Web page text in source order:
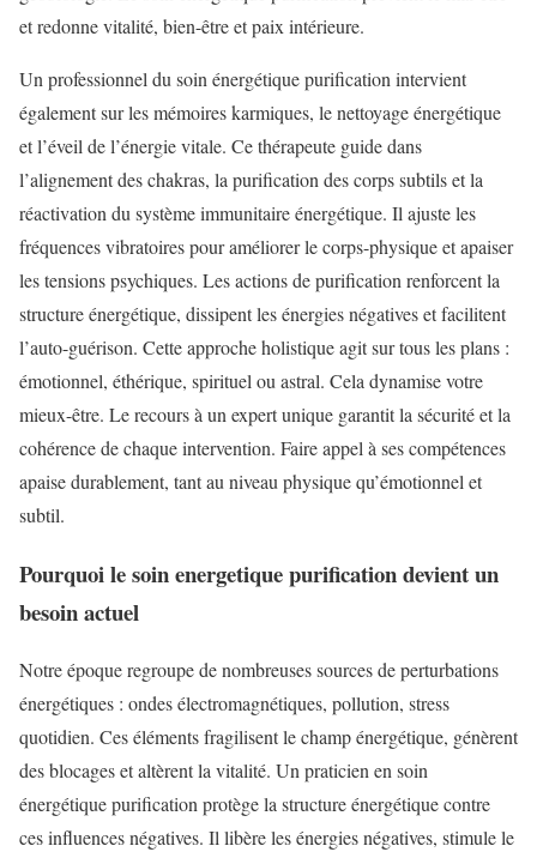
et redonne vitalité, bien-être et paix intérieure.
Un professionnel du soin énergétique purification intervient
également sur les mémoires karmiques, le nettoyage énergétique
et l’éveil de l’énergie vitale. Ce thérapeute guide dans
l’alignement des chakras, la purification des corps subtils et la
réactivation du système immunitaire énergétique. Il ajuste les
fréquences vibratoires pour améliorer le corps-physique et apaiser
les tensions psychiques. Les actions de purification renforcent la
structure énergétique, dissipent les énergies négatives et facilitent
l’auto-guérison. Cette approche holistique agit sur tous les plans :
émotionnel, éthérique, spirituel ou astral. Cela dynamise votre
mieux-être. Le recours à un expert unique garantit la sécurité et la
cohérence de chaque intervention. Faire appel à ses compétences
apaise durablement, tant au niveau physique qu’émotionnel et
subtil.
Pourquoi le soin energetique purification devient un
besoin actuel
Notre époque regroupe de nombreuses sources de perturbations
énergétiques : ondes électromagnétiques, pollution, stress
quotidien. Ces éléments fragilisent le champ énergétique, génèrent
des blocages et altèrent la vitalité. Un praticien en soin
énergétique purification protège la structure énergétique contre
ces influences négatives. Il libère les énergies négatives, stimule le